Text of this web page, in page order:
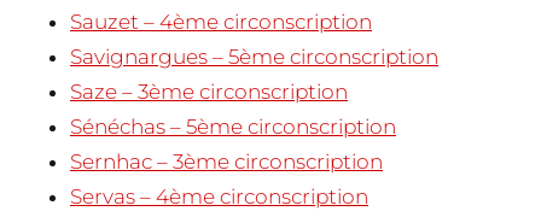
Sauzet – 4ème circonscription
Savignargues – 5ème circonscription
Saze – 3ème circonscription
Sénéchas – 5ème circonscription
Sernhac – 3ème circonscription
Servas – 4ème circonscription